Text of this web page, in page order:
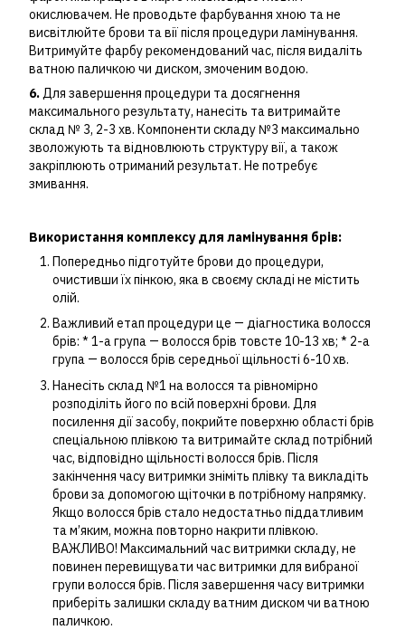
окислювачем. Не проводьте фарбування хною та не
висвітлюйте брови та вії після процедури ламінування.
Витримуйте фарбу рекомендований час, після видаліть
ватною паличкою чи диском, змоченим водою.
6.Для завершення процедури та досягнення
максимального результату, нанесіть та витримайте
склад № 3, 2-3 хв. Компоненти складу №3 максимально
зволожують та відновлюють структуру вії, а також
закріплюють отриманий результат. Не потребує
змивання.
Використання комплексу для ламінування брів:
Попередньо підготуйте брови до процедури,
очистивши їх пінкою, яка в своєму складі не містить
олій.
Важливий етап процедури це ― діагностика волосся
брів: * 1-а група ― волосся брів товсте 10-13 хв; * 2-а
група ― волосся брів середньої щільності 6-10 хв.
Нанесіть склад №1 на волосся та рівномірно
розподіліть його по всій поверхні брови. Для
посилення дії засобу, покрийте поверхню області брів
спеціальною плівкою та витримайте склад потрібний
час, відповідно щільності волосся брів. Після
закінчення часу витримки зніміть плівку та викладіть
брови за допомогою щіточки в потрібному напрямку.
Якщо волосся брів стало недостатньо піддатливим
та м’яким, можна повторно накрити плівкою.
ВАЖЛИВО! Максимальний час витримки складу, не
повинен перевищувати час витримки для вибраної
групи волосся брів. Після завершення часу витримки
приберіть залишки складу ватним диском чи ватною
паличкою.